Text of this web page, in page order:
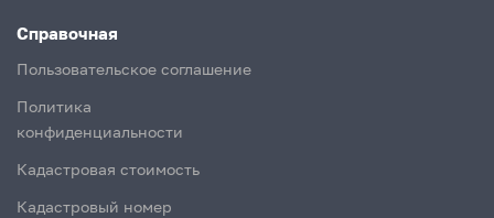
Справочная
Пользовательское соглашение
Политика
конфиденциальности
Кадастровая стоимость
Кадастровый номер